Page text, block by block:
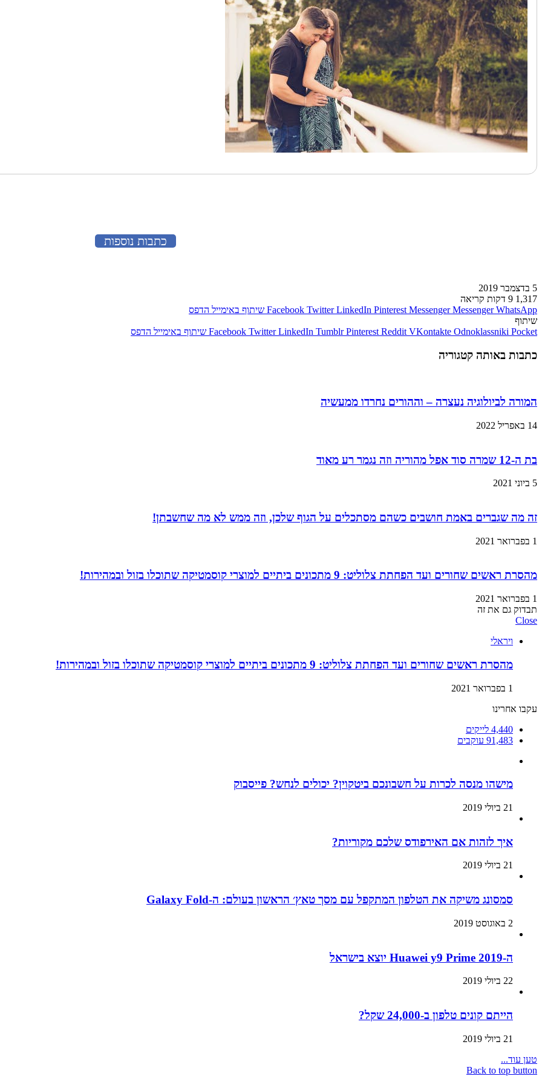
כתבות נוספות
5 בדצמבר 2019
1,317 9 דקות קריאה
Facebook Twitter LinkedIn Pinterest Messenger Messenger WhatsApp שיתוף באימייל הדפס
שיתוף
Facebook Twitter LinkedIn Tumblr Pinterest Reddit VKontakte Odnoklassniki Pocket שיתוף באימייל הדפס
כתבות באותה קטגוריה
המורה לביולוגיה נעצרה – וההורים נחרדו ממעשיה
14 באפריל 2022
בת ה-12 שמרה סוד אפל מהוריה וזה נגמר רע מאוד
5 ביוני 2021
זה מה שגברים באמת חושבים כשהם מסתכלים על הגוף שלכן, וזה ממש לא מה שחשבתן!
1 בפברואר 2021
מהסרת ראשים שחורים ועד הפחתת צלוליט: 9 מתכונים ביתיים למוצרי קוסמטיקה שתוכלו בזול ובמהירות!
1 בפברואר 2021
תבדוק גם את זה
Close
ויראלי
מהסרת ראשים שחורים ועד הפחתת צלוליט: 9 מתכונים ביתיים למוצרי קוסמטיקה שתוכלו בזול ובמהירות!
1 בפברואר 2021
עקבו אחרינו
4,440 לייקים
91,483 עוקבים
מישהו מנסה לכרות על חשבונכם ביטקוין? יכולים לנחש? פייסבוק
21 ביולי 2019
איך לזהות אם האירפודס שלכם מקוריות?
21 ביולי 2019
סמסונג משיקה את הטלפון המתקפל עם מסך טאץ׳ הראשון בעולם: ה-Galaxy Fold
2 באוגוסט 2019
ה-Huawei y9 Prime 2019 יוצא בישראל
22 ביולי 2019
הייתם קונים טלפון ב-24,000 שקל?
21 ביולי 2019
טען עוד...
Back to top button